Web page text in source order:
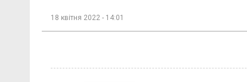
18 квітня 2022 - 14:01